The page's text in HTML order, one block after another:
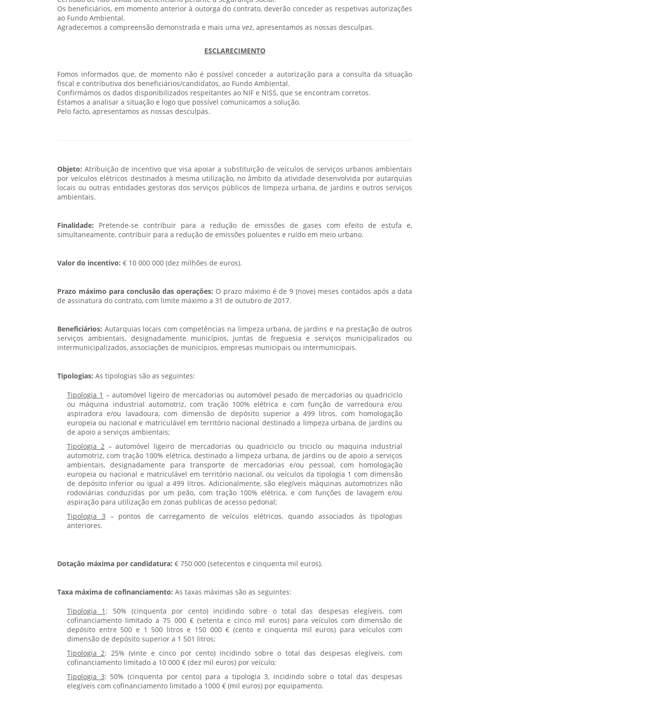
Os beneficiários, em momento anterior à outorga do contrato, deverão conceder as respetivas autorizações
ao Fundo Ambiental.
Agradecemos a compreensão demonstrada e mais uma vez, apresentamos as nossas desculpas.
ESCLARECIMENTO
Fomos informados que, de momento não é possível conceder a autorização para a consulta da situação
fiscal e contributiva dos beneficiários/candidatos, ao Fundo Ambiental.
Confirmámos os dados disponibilizados respeitantes ao NIF e NISS, que se encontram corretos.
Estamos a analisar a situação e logo que possível comunicamos a solução.
Pelo facto, apresentamos as nossas desculpas.
Objeto: Atribuição de incentivo que visa apoiar a substituição de veículos de serviços urbanos ambientais
por veículos elétricos destinados à mesma utilização, no âmbito da atividade desenvolvida por autarquias
locais ou outras entidades gestoras dos serviços públicos de limpeza urbana, de jardins e outros serviços
ambientais.
Finalidade: Pretende-se contribuir para a redução de emissões de gases com efeito de estufa e,
simultaneamente, contribuir para a redução de emissões poluentes e ruído em meio urbano.
Valor do incentivo: € 10 000 000 (dez milhões de euros).
Prazo máximo para conclusão das operações: O prazo máximo é de 9 (nove) meses contados após a data
de assinatura do contrato, com limite máximo a 31 de outubro de 2017.
Beneficiários: Autarquias locais com competências na limpeza urbana, de jardins e na prestação de outros
serviços ambientais, designadamente municípios, juntas de freguesia e serviços municipalizados ou
intermunicipalizados, associações de municípios, empresas municipais ou intermunicipais.
Tipologias: As tipologias são as seguintes:
Tipologia 1 – automóvel ligeiro de mercadorias ou automóvel pesado de mercadorias ou quadriciclo
ou máquina industrial automotriz, com tração 100% elétrica e com função de varredoura e/ou
aspiradora e/ou lavadoura, com dimensão de depósito superior a 499 litros, com homologação
europeia ou nacional e matriculável em território nacional destinado a limpeza urbana, de jardins ou
de apoio a serviços ambientais;
Tipologia 2– automóvel ligeiro de mercadorias ou quadriciclo ou triciclo ou maquina industrial
automotriz, com tração 100% elétrica, destinado a limpeza urbana, de jardins ou de apoio a serviços
ambientais, designadamente para transporte de mercadorias e/ou pessoal, com homologação
europeia ou nacional e matriculável em território nacional, ou veículos da tipologia 1 com dimensão
de depósito inferior ou igual a 499 litros. Adicionalmente, são elegíveis máquinas automotrizes não
rodoviárias conduzidas por um peão, com tração 100% elétrica, e com funções de lavagem e/ou
aspiração para utilização em zonas publicas de acesso pedonal;
Tipologia 3 – pontos de carregamento de veículos elétricos, quando associados às tipologias
anteriores.
Dotação máxima por candidatura: € 750 000 (setecentos e cinquenta mil euros).
Taxa máxima de cofinanciamento: As taxas máximas são as seguintes:
Tipologia 1 : 50% (cinquenta por cento) incidindo sobre o total das despesas elegíveis, com
cofinanciamento limitado a 75 000 € (setenta e cinco mil euros) para veículos com dimensão de
depósito entre 500 e 1 500 litros e 150 000 € (cento e cinquenta mil euros) para veículos com
dimensão de depósito superior a 1 501 litros;
Tipologia 2: 25% (vinte e cinco por cento) incidindo sobre o total das despesas elegíveis, com
cofinanciamento limitado a 10 000 € (dez mil euros) por veículo;
Tipologia 3: 50% (cinquenta por cento) para a tipologia 3, incidindo sobre o total das despesas
elegíveis com cofinanciamento limitado a 1000 € (mil euros) por equipamento.